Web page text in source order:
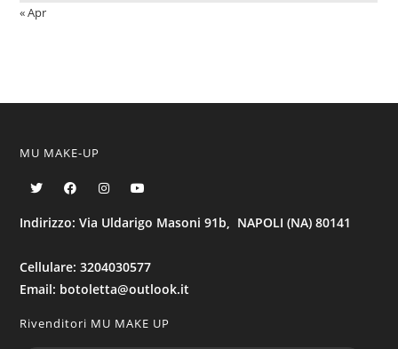
« Apr
MU MAKE-UP
Indirizzo: Via Uldarigo Masoni 91b, NAPOLI (NA) 80141
Cellulare: 3204030577
Email: botoletta@outlook.it
Rivenditori MU MAKE UP